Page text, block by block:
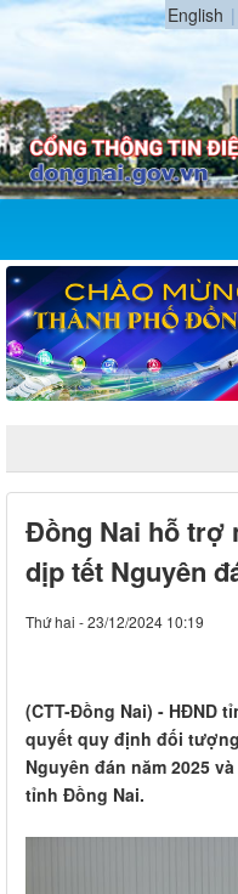
English
Đồng Nai hỗ trợ
dịp tết Nguyên
Thứ hai - 23/12/2024 10:19
(CTT-Đồng Nai) - HĐND
quyết quy định đối
Nguyên đán năm 2025
tỉnh Đồng Nai.